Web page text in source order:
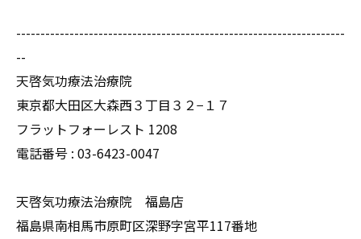
--------------------------------------------------------------------
--
天啓気功療法治療院
東京都大田区大森西３丁目３２−１７
フラットフォーレスト 1208
電話番号 : 03-6423-0047
天啓気功療法治療院 福島店
福島県南相馬市原町区深野字宮平117番地